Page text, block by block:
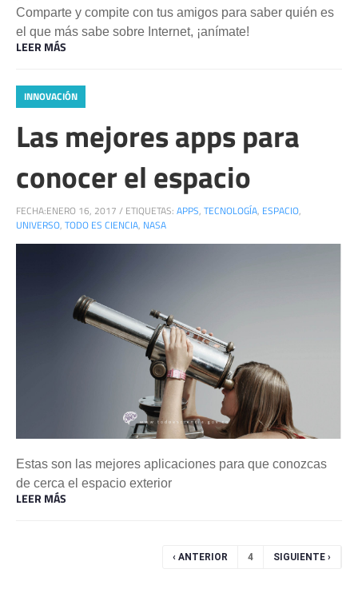
Comparte y compite con tus amigos para saber quién es
el que más sabe sobre Internet, ¡anímate!
LEER MÁS
INNOVACIÓN
Las mejores apps para
conocer el espacio
FECHA:ENERO 16, 2017 / ETIQUETAS: APPS, TECNOLOGÍA, ESPACIO,
UNIVERSO, TODO ES CIENCIA, NASA
Estas son las mejores aplicaciones para que conozcas
de cerca el espacio exterior
LEER MÁS
‹ ANTERIOR 4 SIGUIENTE ›